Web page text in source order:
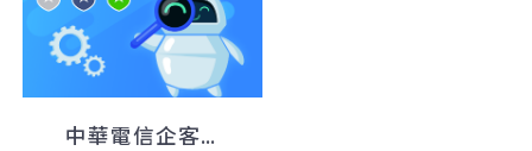
中華電信企客ICT